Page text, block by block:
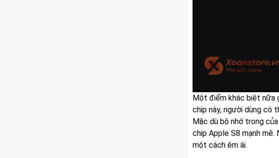
Một điểm khác biệt nữa
chip này, người dùng có
Mặc dù bộ nhớ trong
chip Apple S8 mạnh
một cách êm ái.